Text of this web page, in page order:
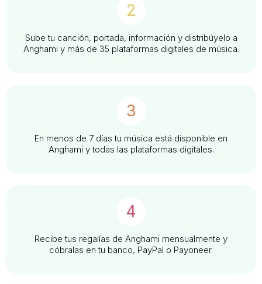
2
Sube tu canción, portada, información y distribúyelo a
Anghami y más de 35 plataformas digitales de música.
3
En menos de 7 días tu música está disponible en
Anghami y todas las plataformas digitales.
4
Recibe tus regalías de Anghami mensualmente y
cóbralas en tu banco, PayPal o Payoneer.